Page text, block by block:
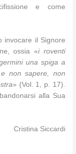
e come
invocare il Signore
ossia «i roventi
una spiga a
non sapere, non
» (Vol. 1, p. 17).
alla Sua
Cristina Siccardi